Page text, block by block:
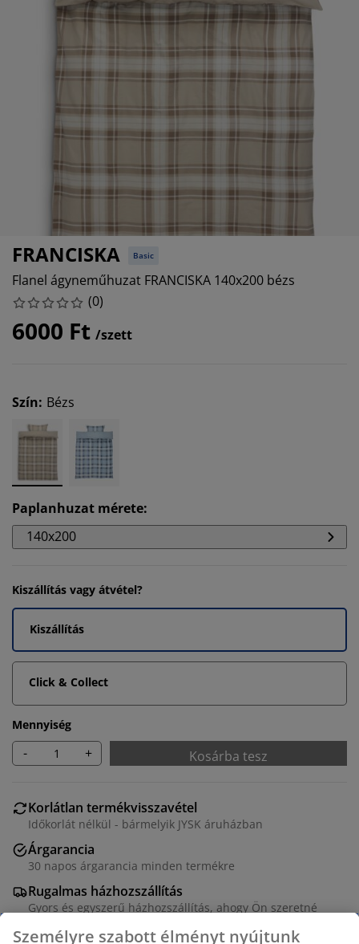
bútorok
matracok
és kiegészítők
világítás
kiegészítők
FRANCISKA Basic
Flanel ágyneműhuzat FRANCISKA 140x200 bézs
(0)
6000 Ft /szett
Szín: Bézs
Paplanhuzat mérete:
140x200
Kiszállítás vagy átvétel?
Kiszállítás
Click & Collect
Mennyiség
- + Kosárba tesz
Korlátlan termékvisszavétel
Időkorlát nélkül - bármelyik JYSK áruházban
Árgarancia
30 napos árgarancia minden termékre
Rugalmas házhozszállítás
Gyors és egyszerű házhozszállítás, ahogy Ön szeretné